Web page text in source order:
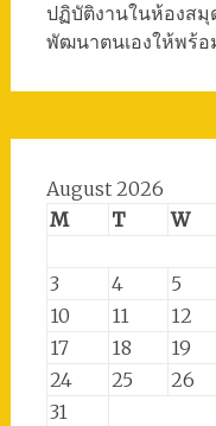
ปฏิบัติงานในห้องสมุ
พัฒนาตนเองให้พร้อ
August 2026
M
T W
3
4 5
10
11 12
17
18 19
24
25 26
31